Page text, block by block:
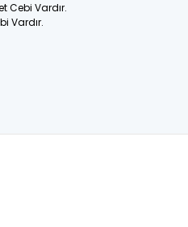
Cebi Vardır.
Vardır.